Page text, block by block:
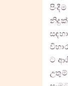
නිදුක්
ට
උතුම්